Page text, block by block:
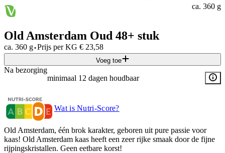
ca. 360 g
Old Amsterdam Oud 48+ stuk
ca. 360 g·Prijs per KG € 23,58
Voeg toe
Na bezorging
minimaal 12 dagen houdbaar
Wat is Nutri-Score?
Old Amsterdam, één brok karakter, geboren uit pure passie voor
kaas! Old Amsterdam kaas heeft een zeer rijke smaak door de fijne
rijpingskristallen. Geen eetbare korst!